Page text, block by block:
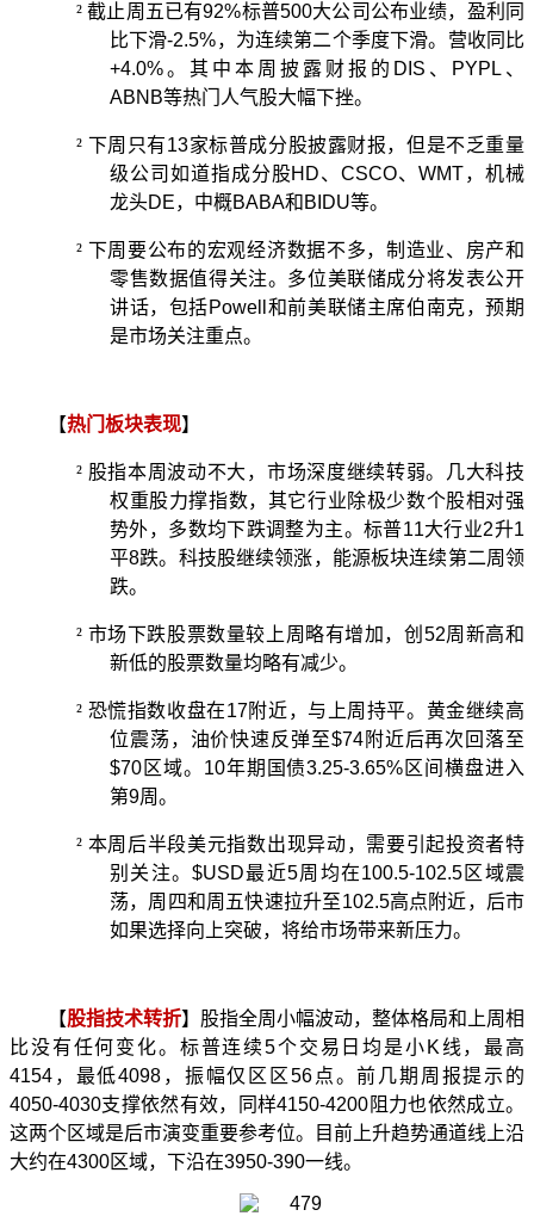
²截止周五已有92%标普500大公司公布业绩，盈利同
比下滑-2.5%，为连续第二个季度下滑。营收同比
+4.0%。其中本周披露财报的 DIS 、 PYPL 、
ABNB等热门人气股大幅下挫。
² 下周只有13家标普成分股披露财报，但是不乏重量
级公司如道指成分股HD、CSCO、WMT，机械
龙头DE，中概BABA和 BIDU等。
² 下周要公布的宏观经济数据不多，制造业、房产和
零售数据值得关注。多位美联储成分将发表公开
讲话，包括Powell 和前美联储主席伯南克，预期
是市场关注重点。
【热门板块表现】
² 股指本周波动不大，市场深度继续转弱。几大科技
权重股力撑指数，其它行业除极少数个股相对强
势外，多数均下跌调整为主。标普11大行业2升1
平8跌。科技股继续领涨，能源板块连续第二周领
跌。
² 市场下跌股票数量较上周略有增加，创 52周新高和
新低的股票数量均略有减少。
² 恐慌指数收盘在17附近，与上周持平。黄金继续高
位震荡，油价快速反弹至$74附近后再次回落至
$70 区域。 10年期国债3.25-3.65% 区间横盘进入
第9周。
² 本周后半段美元指数出现异动，需要引起投资者特
别关注。$USD最近5周均在100.5-102.5 区域震
荡，周四和周五快速拉升至102.5高点附近，后市
如果选择向上突破，将给市场带来新压力。
【股指技术转折】股指全周小幅波动，整体格局和上周相
比没有任何变化。标普连续5个交易日均是小 K线，最高
4154 ，最低4098 ，振幅仅区区56点。前几期周报提示的
4050-4030支撑依然有效，同样4150-4200 阻力也依然成立。
这两个区域是后市演变重要参考位。目前上升趋势通道线上沿
大约在4300区域，下沿在3950-390一线。